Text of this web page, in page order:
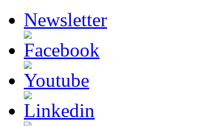
Newsletter